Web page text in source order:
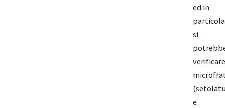
ed in
si
verificare
e